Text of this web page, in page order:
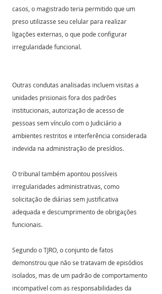
casos, o magistrado teria permitido que um
preso utilizasse seu celular para realizar
ligações externas, o que pode configurar
irregularidade funcional.
Outras condutas analisadas incluem visitas a
unidades prisionais fora dos padrões
institucionais, autorização de acesso de
pessoas sem vínculo com o Judiciário a
ambientes restritos e interferência considerada
indevida na administração de presídios.
O tribunal também apontou possíveis
irregularidades administrativas, como
solicitação de diárias sem justificativa
adequada e descumprimento de obrigações
funcionais.
Segundo o TJRO, o conjunto de fatos
demonstrou que não se tratavam de episódios
isolados, mas de um padrão de comportamento
incompatível com as responsabilidades da